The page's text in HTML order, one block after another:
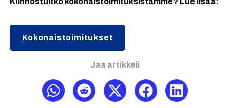
Kokonaistoimitukset
Jaa artikkeli